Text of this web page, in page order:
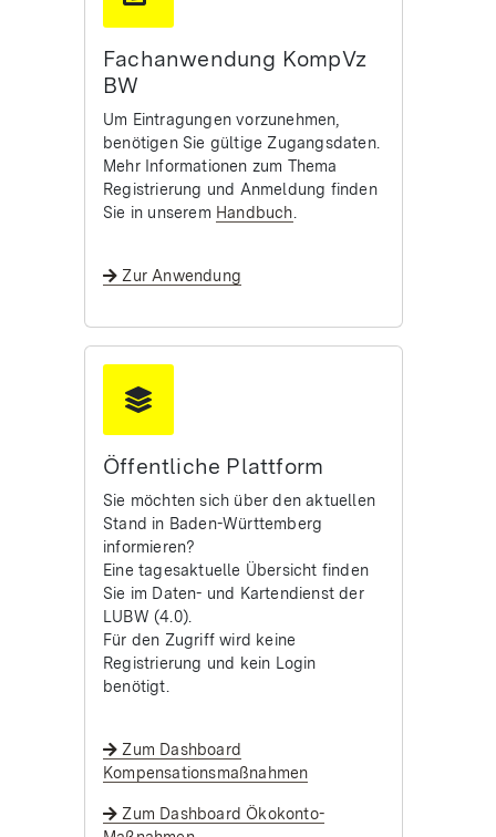
Fachanwendung KompVz
BW
Um Eintragungen vorzunehmen,
benötigen Sie gültige Zugangsdaten.
Mehr Informationen zum Thema
Registrierung und Anmeldung finden
Sie in unserem Handbuch
Zur Anwendung
Öffentliche Plattform
Sie möchten sich über den aktuellen
Stand in Baden-Württemberg
informieren?
Eine tagesaktuelle Übersicht finden
Sie im Daten- und Kartendienst der
LUBW (4.0).
Für den Zugriff wird keine
Registrierung und kein Login
benötigt.
Zum Dashboard
Kompensationsmaßnahmen
Zum Dashboard Ökokonto-